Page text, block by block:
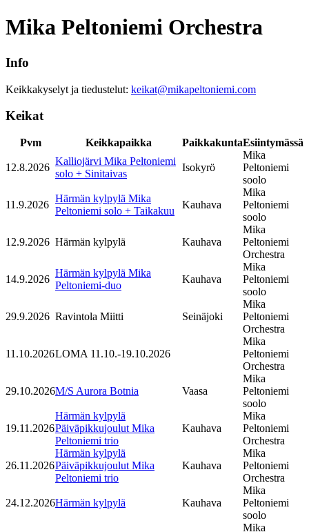
Mika Peltoniemi Orchestra
Info
Keikkakyselyt ja tiedustelut: keikat@mikapeltoniemi.com
Keikat
Pvm Keikkapaikka PaikkakuntaEsiintymässä
12.8.2026
Kalliojärvi Mika Peltoniemi
solo + Sinitaivas
Isokyrö
Mika
Peltoniemi
soolo
11.9.2026
Härmän kylpylä Mika
Peltoniemi solo + Taikakuu
Kauhava
Mika
Peltoniemi
soolo
12.9.2026 Härmän kylpylä Kauhava
Mika
Peltoniemi
Orchestra
14.9.2026
Härmän kylpylä Mika
Peltoniemi-duo
Kauhava
Mika
Peltoniemi
soolo
29.9.2026 Ravintola Miitti Seinäjoki
Mika
Peltoniemi
Orchestra
11.10.2026LOMA 11.10.-19.10.2026
Mika
Peltoniemi
Orchestra
29.10.2026M/S Aurora Botnia Vaasa
Mika
Peltoniemi
soolo
19.11.2026
Härmän kylpylä
Päiväpikkujoulut Mika
Peltoniemi trio
Kauhava
Mika
Peltoniemi
Orchestra
26.11.2026
Härmän kylpylä
Päiväpikkujoulut Mika
Peltoniemi trio
Kauhava
Mika
Peltoniemi
Orchestra
24.12.2026Härmän kylpylä Kauhava
Mika
Peltoniemi
soolo
Mika